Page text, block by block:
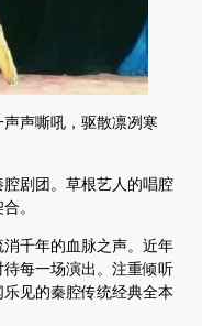
声嘶吼，驱散凛冽寒
剧团。草根艺人的唱腔
。
千年的血脉之声。近年
每一场演出。注重倾听
见的秦腔传统经典全本